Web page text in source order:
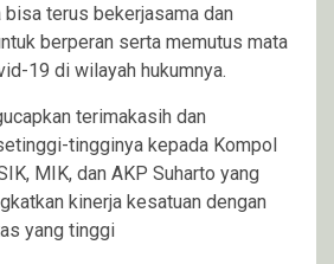
terus bekerjasama dan
berperan serta memutus mata
19 di wilayah hukumnya.
terimakasih dan
tingginya kepada Kompol
MIK, dan AKP Suharto yang
kinerja kesatuan dengan
yang tinggi